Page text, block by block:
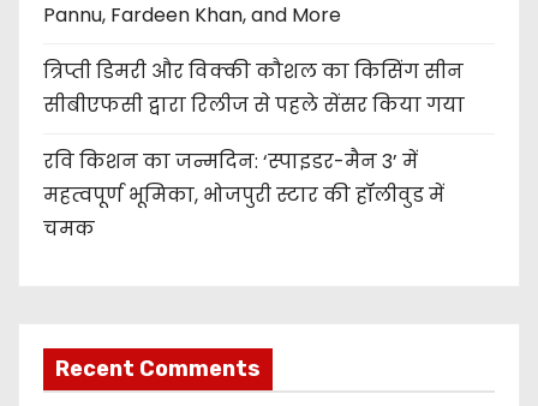
Pannu, Fardeen Khan, and More
त्रिप्ती डिमरी और विक्की कौशल का किसिंग सीन
सीबीएफसी द्वारा रिलीज से पहले सेंसर किया गया
रवि किशन का जन्मदिन: ‘स्पाइडर-मैन 3’ में
महत्वपूर्ण भूमिका, भोजपुरी स्टार की हॉलीवुड में
चमक
Recent Comments